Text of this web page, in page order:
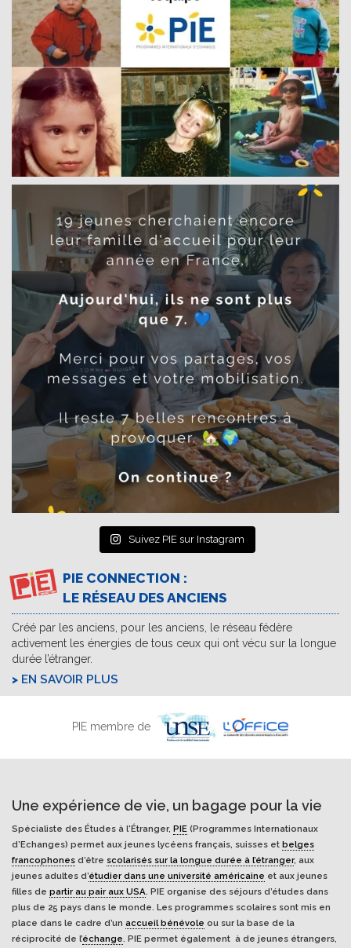
Suivez PIE sur Instagram
PIE CONNECTION :
LE RÉSEAU DES ANCIENS
Créé par les anciens, pour les anciens, le réseau fédère
activement les énergies de tous ceux qui ont vécu sur la longue
durée l’étranger.
EN SAVOIR PLUS
PIE membre de
Une expérience de vie, un bagage pour la vie
Spécialiste des Études à l'Étranger, PIE (Programmes Internationaux
d’Echanges) permet aux jeunes lycéens français, suisses et belges
francophones d’être scolarisés sur la longue durée à l’étranger, aux
jeunes adultes d’étudier dans une université américaine et aux jeunes
filles de partir au pair aux USA. PIE organise des séjours d’études dans
plus de 25 pays dans le monde. Les programmes scolaires sont mis en
place dans le cadre d’un accueil bénévole ou sur la base de la
réciprocité de l’échange. PIE permet également à de jeunes étrangers,